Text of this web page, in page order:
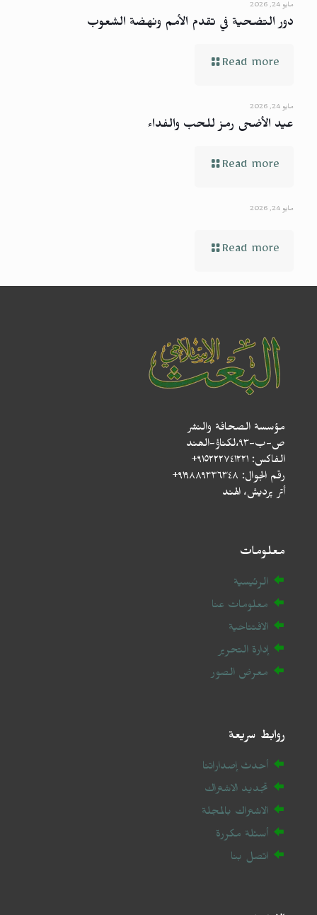
مايو 24, 2026
دور التضحية في تقدم الأمم ونهضة الشعوب
Read more
مايو 24, 2026
عيد الأضحى رمز للحب والفداء
Read more
مايو 24, 2026
Read more
مؤسسة الصحافة والنشر
ص-ب-۹۳،لکناؤ-الھند
الفاكس: ٩١٥٢٢٢٧٤١٢٢١+
رقم الجوال: ٩١٩٨٨٩٣٣٦٣٤٨+
أتر پردیش، الهند
معلومات
الرئيسية
معلومات عنا
الافتتاحية
إدارة التحرير
معرض الصور
روابط سريعة
أحدث إصداراتنا
تجديد الاشتراك
الاشتراك بالمجلة
أسئلة مكررة
اتصل بنا